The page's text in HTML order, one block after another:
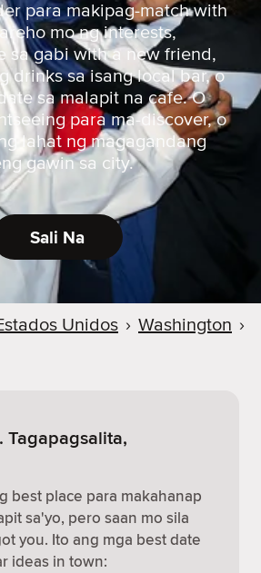
para makipag-match with
mo ng interests,
sa gabi with a new friend,
drinks sa isang local bar, o
sa malapit na cafe. O
para ma-discover, o
lahat ng magagandang
gawin sa city.
Sali Na
Unidos › Washington ›
Tagapagsalita,
best place para makahanap
sa'yo, pero saan mo sila
you. Ito ang mga best date
ideas in town: